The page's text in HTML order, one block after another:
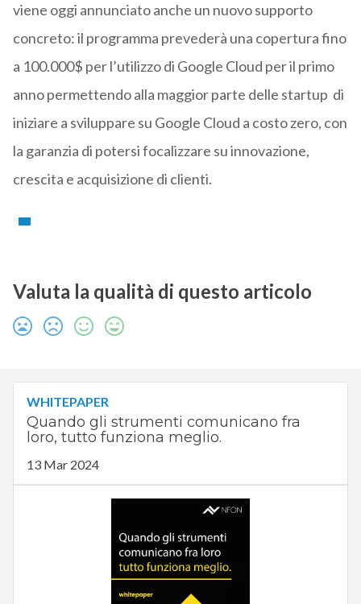
viene oggi annunciato anche un nuovo supporto
concreto: il programma prevederà una copertura fino
a 100.000$ per l’utilizzo di Google Cloud per il primo
anno permettendo alla maggior parte delle startup di
iniziare a sviluppare su Google Cloud a costo zero, con
la garanzia di potersi focalizzare su innovazione,
crescita e acquisizione di clienti.
Valuta la qualità di questo articolo
WHITEPAPER
Quando gli strumenti comunicano fra
loro, tutto funziona meglio.
13 Mar 2024